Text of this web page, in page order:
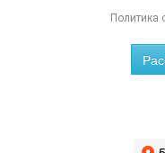
Политика